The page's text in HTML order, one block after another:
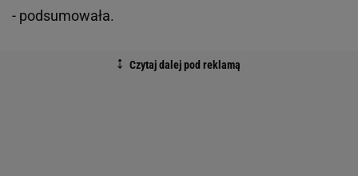
- podsumowała.